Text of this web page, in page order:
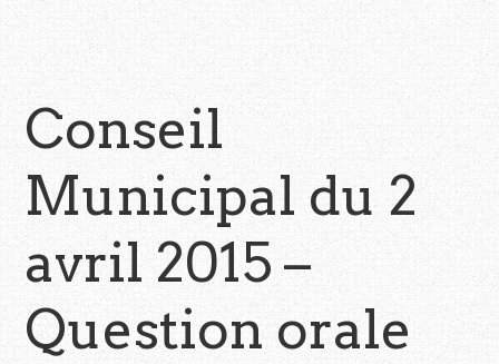
Conseil
Municipal du 2
avril 2015 –
Question orale